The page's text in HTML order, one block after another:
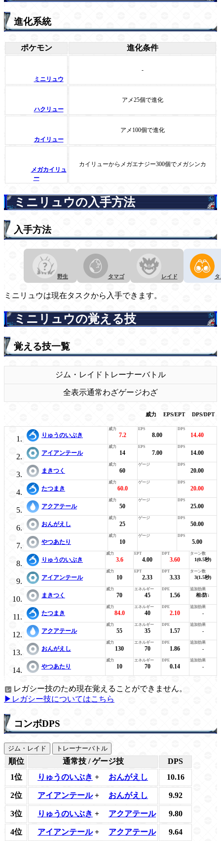
進化系統
ポケモン 進化条件
ミニリュウ
-
ハクリュー
アメ25個で進化
カイリュー
アメ100個で進化
メガカイリュ
ー
カイリューからメガエナジー300個でメガシンカ
ミニリュウの入手方法
入手方法
野生 タマゴ レイド
ミニリュウは現在タスクから入手できます。
ミニリュウの覚える技
覚える技一覧
ジム・レイド トレーナーバトル
全表示通常わざゲージわざ
威力 EPS/EPT DPS/DPT
りゅうのいぶき 7.2 8.00 14.40
アイアンテール 14 7.00 14.00
まきつく 60 20.00
たつまき 60.0 20.00
アクアテール 50 25.00
おんがえし 25 50.00
やつあたり 10 5.00
りゅうのいぶき 3.6 4.00 3.60 1(0.5秒)
アイアンテール 10 2.33 3.33 3(1.5秒)
まきつく 70 45 1.56 相:防↓
たつまき 84.0 40 2.10 -
アクアテール 55 35 1.57 -
おんがえし 130 70 1.86 -
やつあたり 10 70 0.14 -
レガシー技のため現在覚えることができません。
▶レガシー技についてはこちら
コンボDPS
ジム・レイド トレーナーバトル
順位 通常技 / ゲージ技
DPS
1位
りゅうのいぶき + おんがえし 10.16
2位 アイアンテール+ おんがえし 9.92
3位 りゅうのいぶき + アクアテール 9.80
4位 アイアンテール+ アクアテール 9.64